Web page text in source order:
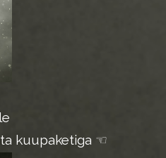
kuupaketiga ☜